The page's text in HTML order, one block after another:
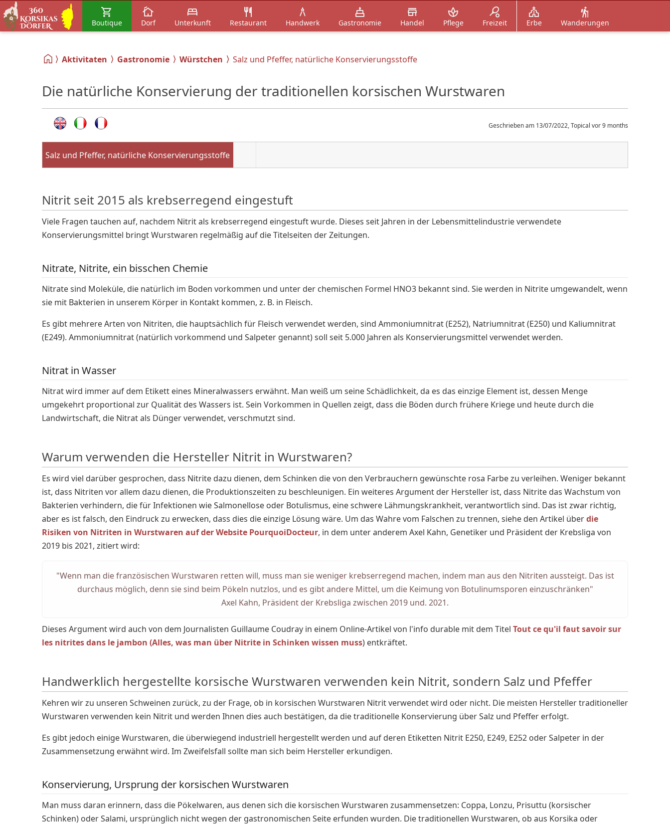
Boutique Dorf Unterkunft Restaurant Handwerk Gastronomie Handel Pflege Freizeit Erbe Wanderungen
Aktivitaten Gastronomie Würstchen Salz und Pfeffer, natürliche Konservierungsstoffe
Die natürliche Konservierung der traditionellen korsischen Wurstwaren
Geschrieben am 13/07/2022, Topical vor 9 months
Salz und Pfeffer, natürliche Konservierungsstoffe
Nitrit seit 2015 als krebserregend eingestuft
Viele Fragen tauchen auf, nachdem Nitrit als krebserregend eingestuft wurde. Dieses seit Jahren in der Lebensmittelindustrie verwendete
Konservierungsmittel bringt Wurstwaren regelmäßig auf die Titelseiten der Zeitungen.
Nitrate, Nitrite, ein bisschen Chemie
Nitrate sind Moleküle, die natürlich im Boden vorkommen und unter der chemischen Formel HNO3 bekannt sind. Sie werden in Nitrite umgewandelt, wenn
sie mit Bakterien in unserem Körper in Kontakt kommen, z. B. in Fleisch.
Es gibt mehrere Arten von Nitriten, die hauptsächlich für Fleisch verwendet werden, sind Ammoniumnitrat (E252), Natriumnitrat (E250) und Kaliumnitrat
(E249). Ammoniumnitrat (natürlich vorkommend und Salpeter genannt) soll seit 5.000 Jahren als Konservierungsmittel verwendet werden.
Nitrat in Wasser
Nitrat wird immer auf dem Etikett eines Mineralwassers erwähnt. Man weiß um seine Schädlichkeit, da es das einzige Element ist, dessen Menge
umgekehrt proportional zur Qualität des Wassers ist. Sein Vorkommen in Quellen zeigt, dass die Böden durch frühere Kriege und heute durch die
Landwirtschaft, die Nitrat als Dünger verwendet, verschmutzt sind.
Warum verwenden die Hersteller Nitrit in Wurstwaren?
Es wird viel darüber gesprochen, dass Nitrite dazu dienen, dem Schinken die von den Verbrauchern gewünschte rosa Farbe zu verleihen. Weniger bekannt
ist, dass Nitriten vor allem dazu dienen, die Produktionszeiten zu beschleunigen. Ein weiteres Argument der Hersteller ist, dass Nitrite das Wachstum von
Bakterien verhindern, die für Infektionen wie Salmonellose oder Botulismus, eine schwere Lähmungskrankheit, verantwortlich sind. Das ist zwar richtig,
aber es ist falsch, den Eindruck zu erwecken, dass dies die einzige Lösung wäre. Um das Wahre vom Falschen zu trennen, siehe den Artikel überdie
Risiken von Nitriten in Wurstwaren auf der Website PourquoiDocteur, in dem unter anderem Axel Kahn, Genetiker und Präsident der Krebsliga von
2019 bis 2021, zitiert wird:
"Wenn man die französischen Wurstwaren retten will, muss man sie weniger krebserregend machen, indem man aus den Nitriten aussteigt. Das ist
durchaus möglich, denn sie sind beim Pökeln nutzlos, und es gibt andere Mittel, um die Keimung von Botulinumsporen einzuschränken"
Axel Kahn, Präsident der Krebsliga zwischen 2019 und. 2021.
Dieses Argument wird auch von dem Journalisten Guillaume Coudray in einem Online-Artikel von l'info durable mit dem Titel Tout ce qu'il faut savoir sur
les nitrites dans le jambon (Alles, was man über Nitrite in Schinken wissen muss) entkräftet.
Handwerklich hergestellte korsische Wurstwaren verwenden kein Nitrit, sondern Salz und Pfeffer
Kehren wir zu unseren Schweinen zurück, zu der Frage, ob in korsischen Wurstwaren Nitrit verwendet wird oder nicht. Die meisten Hersteller traditioneller
Wurstwaren verwenden kein Nitrit und werden Ihnen dies auch bestätigen, da die traditionelle Konservierung über Salz und Pfeffer erfolgt.
Es gibt jedoch einige Wurstwaren, die überwiegend industriell hergestellt werden und auf deren Etiketten Nitrit E250, E249, E252 oder Salpeter in der
Zusammensetzung erwähnt wird. Im Zweifelsfall sollte man sich beim Hersteller erkundigen.
Konservierung, Ursprung der korsischen Wurstwaren
Man muss daran erinnern, dass die Pökelwaren, aus denen sich die korsischen Wurstwaren zusammensetzen: Coppa, Lonzu, Prisuttu (korsischer
Schinken) oder Salami, ursprünglich nicht wegen der gastronomischen Seite erfunden wurden. Die traditionellen Wurstwaren, ob aus Korsika oder